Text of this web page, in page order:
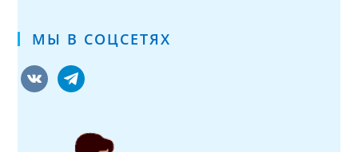
МЫ В СОЦСЕТЯХ
vkontaktetelegram